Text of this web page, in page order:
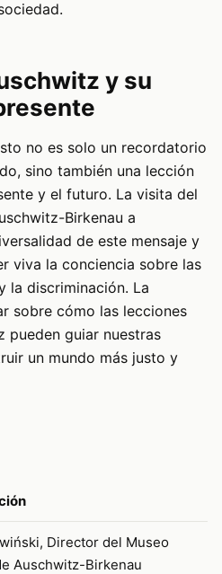
y su
no es solo un recordatorio
sino también una lección
y el futuro. La visita del
Birkenau a
de este mensaje y
viva la conciencia sobre las
la discriminación. La
sobre cómo las lecciones
pueden guiar nuestras
un mundo más justo y
Director del Museo
Auschwitz-Birkenau